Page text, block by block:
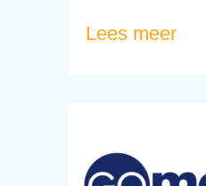
Lees meer